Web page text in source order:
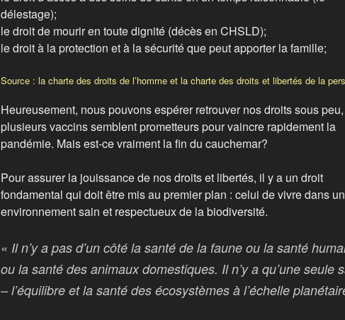
délestage);
le droit de mourir en toute dignité (décès en CHSLD);
le droit à la protection et à la sécurité que peut apporter la famille;
Source : la charte des droits de l’homme et la charte des droits et libertés de la
Heureusement, nous pouvons espérer retrouver nos droits sous
plusieurs vaccins semblent prometteurs pour vaincre rapidement la
pandémie. Mais est-ce vraiment la fin du cauchemar?
Pour assurer la jouissance de nos droits et libertés, il y a un droit
fondamental qui doit être mis au premier plan : celui de vivre dans un
environnement sain et respectueux de la biodiversité.
« Il n’y a pas d’un côté la santé de la faune ou la santé
ou la santé des animaux domestiques. Il n’y a qu’une seule
– l’équilibre et la santé des écosystèmes à l’échelle